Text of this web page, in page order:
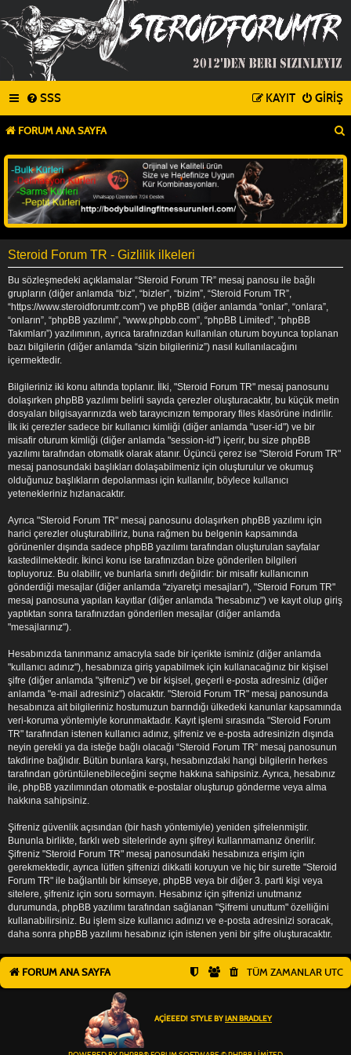
SSS GIRIŞ
KAYIT
FORUM ANA SAYFA
Steroid Forum TR - Gizlilik ilkeleri
Bu sözleşmedeki açıklamalar “Steroid Forum TR” mesaj panosu ile bağlı
grupların (diğer anlamda “biz”, “bizler”, “bizim”, “Steroid Forum TR”,
“https://www.steroidforumtr.com”) ve phpBB (diğer anlamda "onlar”, “onlara”,
“onların”, “phpBB yazılımı”, “www.phpbb.com”, “phpBB Limited”, “phpBB
Takımları”) yazılımının, ayrıca tarafınızdan kullanılan oturum boyunca toplanan
bazı bilgilerin (diğer anlamda “sizin bilgileriniz”) nasıl kullanılacağını
içermektedir.
Bilgileriniz iki konu altında toplanır. İlki, "Steroid Forum TR" mesaj panosunu
dolaşırken phpBB yazılımı belirli sayıda çerezler oluşturacaktır, bu küçük metin
dosyaları bilgisayarınızda web tarayıcınızın temporary files klasörüne indirilir.
İlk iki çerezler sadece bir kullanıcı kimliği (diğer anlamda "user-id") ve bir
misafir oturum kimliği (diğer anlamda "session-id") içerir, bu size phpBB
yazılımı tarafından otomatik olarak atanır. Üçüncü çerez ise "Steroid Forum TR"
mesaj panosundaki başlıkları dolaşabilmeniz için oluşturulur ve okumuş
olduğunuz başlıkların depolanması için kullanılır, böylece kullanıcı
yetenekleriniz hızlanacaktır.
Ayrıca "Steroid Forum TR" mesaj panosunu dolaşırken phpBB yazılımı için
harici çerezler oluşturabiliriz, buna rağmen bu belgenin kapsamında
görünenler dışında sadece phpBB yazılımı tarafından oluşturulan sayfalar
kastedilmektedir. İkinci konu ise tarafınızdan bize gönderilen bilgileri
topluyoruz. Bu olabilir, ve bunlarla sınırlı değildir: bir misafir kullanıcının
gönderdiği mesajlar (diğer anlamda "ziyaretçi mesajları"), "Steroid Forum TR"
mesaj panosuna yapılan kayıtlar (diğer anlamda "hesabınız") ve kayıt olup giriş
yaptıktan sonra tarafınızdan gönderilen mesajlar (diğer anlamda
"mesajlarınız").
Hesabınızda tanınmanız amacıyla sade bir içerikte isminiz (diğer anlamda
"kullanıcı adınız"), hesabınıza giriş yapabilmek için kullanacağınız bir kişisel
şifre (diğer anlamda "şifreniz") ve bir kişisel, geçerli e-posta adresiniz (diğer
anlamda "e-mail adresiniz") olacaktır. "Steroid Forum TR" mesaj panosunda
hesabınıza ait bilgileriniz hostumuzun barındığı ülkedeki kanunlar kapsamında
veri-koruma yöntemiyle korunmaktadır. Kayıt işlemi sırasında "Steroid Forum
TR" tarafından istenen kullanıcı adınız, şifreniz ve e-posta adresinizin dışında
neyin gerekli ya da isteğe bağlı olacağı “Steroid Forum TR” mesaj panosunun
takdirine bağlıdır. Bütün bunlara karşı, hesabınızdaki hangi bilgilerin herkes
tarafından görüntülenebileceğini seçme hakkına sahipsiniz. Ayrıca, hesabınız
ile, phpBB yazılımından otomatik e-postalar oluşturup gönderme veya alma
hakkına sahipsiniz.
Şifreniz güvenlik açısından (bir hash yöntemiyle) yeniden şifrelenmiştir.
Bununla birlikte, farklı web sitelerinde aynı şifreyi kullanmamanız önerilir.
Şifreniz "Steroid Forum TR" mesaj panosundaki hesabınıza erişim için
gerekmektedir, ayrıca lütfen şifrenizi dikkatli koruyun ve hiç bir surette "Steroid
Forum TR" ile bağlantılı bir kimseye, phpBB veya bir diğer 3. parti kişi veya
sitelere, şifreniz için soru sormayın. Hesabınız için şifrenizi unutmanız
durumunda, phpBB yazılımı tarafından sağlanan "Şifremi unuttum" özelliğini
kullanabilirsiniz. Bu işlem size kullanıcı adınızı ve e-posta adresinizi soracak,
daha sonra phpBB yazılımı hesabınız için istenen yeni bir şifre oluşturacaktır.
FORUM ANA SAYFA TÜM ZAMANLAR UTC
AÇIEEED! STYLE BY IAN BRADLEY